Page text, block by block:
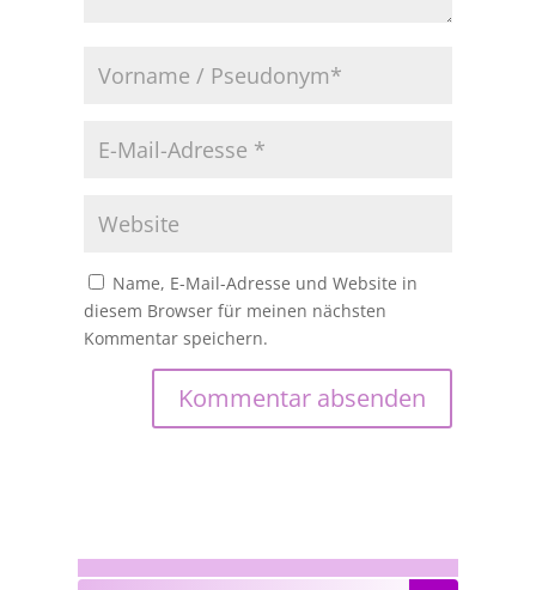
Name, E-Mail-Adresse und Website in
diesem Browser für meinen nächsten
Kommentar speichern.